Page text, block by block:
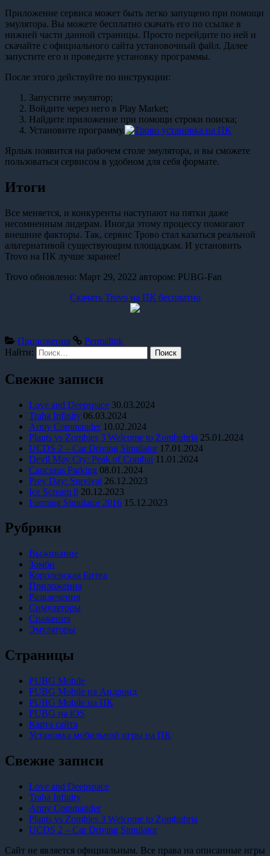
Приложение сервиса может быть легко запущено при помощи
эмулятора. Вы можете бесплатно скачать его по ссылке в
нижней части данной страницы. Просто перейдите по ней и
скачайте с официального сайта установочный файл. Далее
запустите его и проведите установку программы.
После этого действуйте по инструкции:
Запустите эмулятор;
Войдите через него в Play Market;
Найдите приложение при помощи строки поиска;
Установите программу.
Ярлык появится на рабочем столе эмулятора, и вы сможете
пользоваться сервисом в удобном для себя формате.
Итоги
Все меняется, и конкуренты наступают на пятки даже
несомненным лидерам. Иногда этому процессу помогают
внешние факторы. Так, сервис Трово стал казаться реальной
альтернативой существующим площадкам. И установить
Trovo на ПК лучше заранее!
Trovo обновлено: Март 29, 2022 автором: PUBG-Fan
Скачать Trovo на ПК бесплатно
Приложения
Permalink
Найти:
Свежие записи
Love and Deepspace 30.03.2024
Traha Infinity 06.03.2024
Army Commander 10.02.2024
Plants vs Zombies 3 Welcome to Zombubria 25.01.2024
UCDS 2 – Car Driving Simulator 17.01.2024
Devil May Cry: Peak of Combat 11.01.2024
Caucasus Parking 08.01.2024
Prey Day: Survival 26.12.2023
Ice Scream 8 20.12.2023
Farming Simulator 2016 15.12.2023
Рубрики
Выживание
Зомби
Королевская Битва
Приложения
Развлечения
Симуляторы
Сражения
Эмуляторы
Страницы
PUBG Mobile
PUBG Mobile на Андроид
PUBG Mobile на ПК
PUBG на iOS
Карта сайта
Установка мобильной игры на ПК
Свежие записи
Love and Deepspace
Traha Infinity
Army Commander
Plants vs Zombies 3 Welcome to Zombubria
UCDS 2 – Car Driving Simulator
Сайт не является официальным. Все права на описанные игры